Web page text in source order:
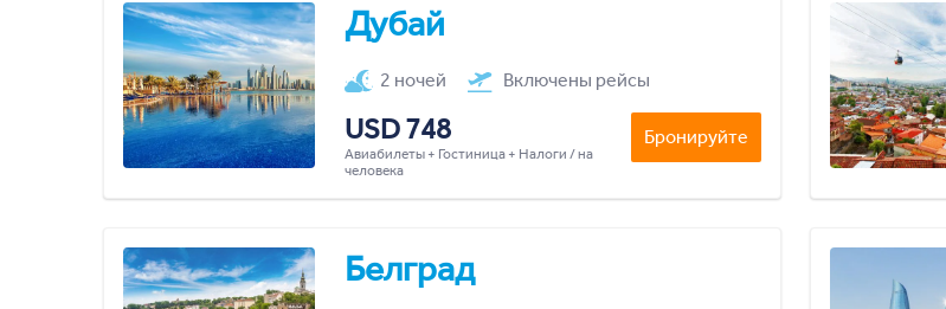
Дубай
2 ночей Включены рейсы
USD 748
Авиабилеты + Гостиница + Налоги / на
человека
Бронируйте
Белград